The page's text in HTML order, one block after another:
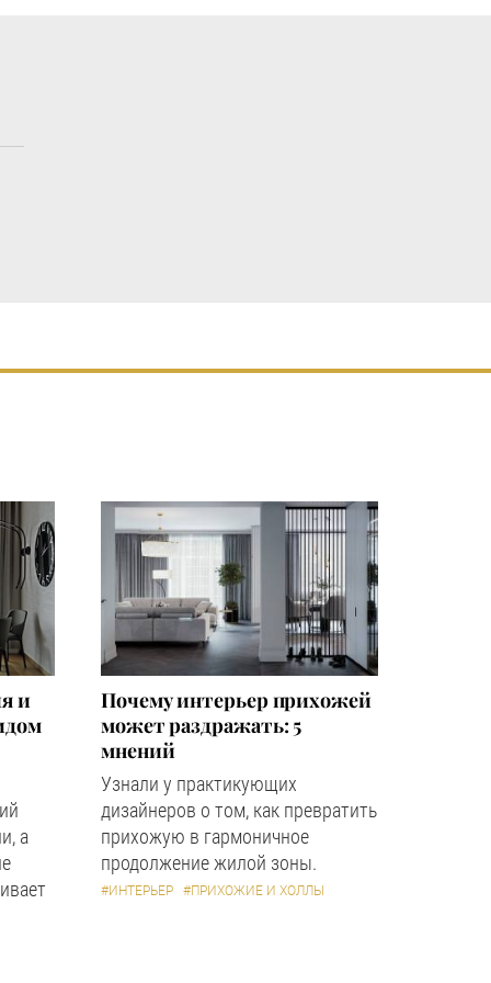
и
а
Почему интерьер прихожей
может раздражать: 5
мнений
Узнали у практикующих
дизайнеров о том, как превратить
прихожую в гармоничное
продолжение жилой зоны.
#ИНТЕРЬЕР #ПРИХОЖИЕ И ХОЛЛЫ